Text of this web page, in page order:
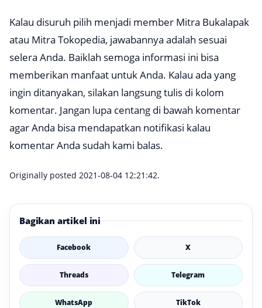
Kalau disuruh pilih menjadi member Mitra Bukalapak
atau Mitra Tokopedia, jawabannya adalah sesuai
selera Anda. Baiklah semoga informasi ini bisa
memberikan manfaat untuk Anda. Kalau ada yang
ingin ditanyakan, silakan langsung tulis di kolom
komentar. Jangan lupa centang di bawah komentar
agar Anda bisa mendapatkan notifikasi kalau
komentar Anda sudah kami balas.
Originally posted 2021-08-04 12:21:42.
Bagikan artikel ini
Facebook X
Threads Telegram
WhatsApp TikTok